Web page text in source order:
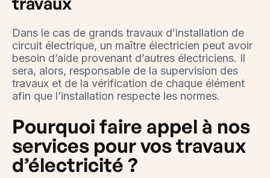
Dans le cas de grands travaux d’installation de
circuit électrique, un maître électricien peut avoir
besoin d’aide provenant d’autres électriciens. Il
sera, alors, responsable de la supervision des
travaux et de la vérification de chaque élément
afin que l’installation respecte les normes.
Pourquoi faire appel à nos
services pour vos travaux
d’électricité ?